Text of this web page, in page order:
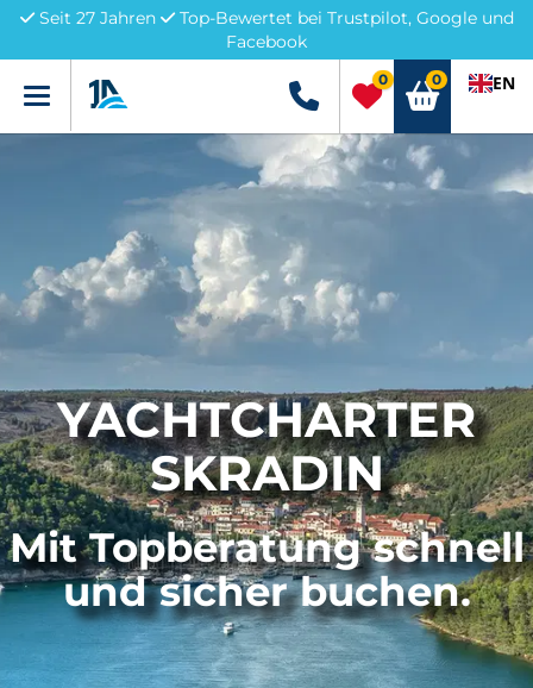
Seit 27 Jahren
Top-Bewertet bei Trustpilot, Google und
Facebook
Menü +49 5741 3222690
0 0 EN
YACHTCHARTER
SKRADIN
Mit Topberatung schnell
und sicher buchen.